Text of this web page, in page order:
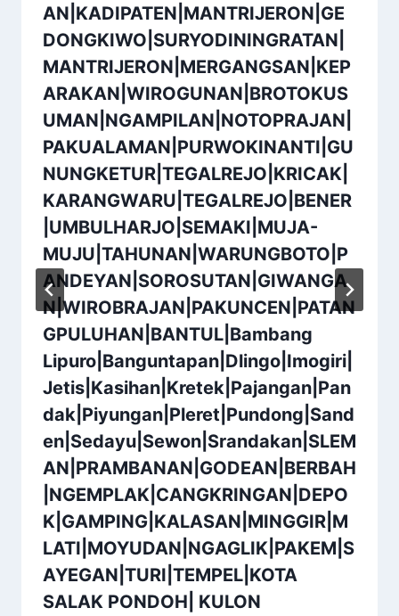
AN|KADIPATEN|MANTRIJERON|GE
DONGKIWO|SURYODININGRATAN|
MANTRIJERON|MERGANGSAN|KEP
ARAKAN|WIROGUNAN|BROTOKUS
UMAN|NGAMPILAN|NOTOPRAJAN|
PAKUALAMAN|PURWOKINANTI|GU
NUNGKETUR|TEGALREJO|KRICAK|
KARANGWARU|TEGALREJO|BENER
|UMBULHARJO|SEMAKI|MUJA-
MUJU|TAHUNAN|WARUNGBOTO|P
ANDEYAN|SOROSUTAN|GIWANGA
N|WIROBRAJAN|PAKUNCEN|PATAN
GPULUHAN|BANTUL|Bambang
Lipuro|Banguntapan|Dlingo|Imogiri|
Jetis|Kasihan|Kretek|Pajangan|Pan
dak|Piyungan|Pleret|Pundong|Sand
en|Sedayu|Sewon|Srandakan|SLEM
AN|PRAMBANAN|GODEAN|BERBAH
|NGEMPLAK|CANGKRINGAN|DEPO
K|GAMPING|KALASAN|MINGGIR|M
LATI|MOYUDAN|NGAGLIK|PAKEM|S
AYEGAN|TURI|TEMPEL|KOTA
SALAK PONDOH| KULON